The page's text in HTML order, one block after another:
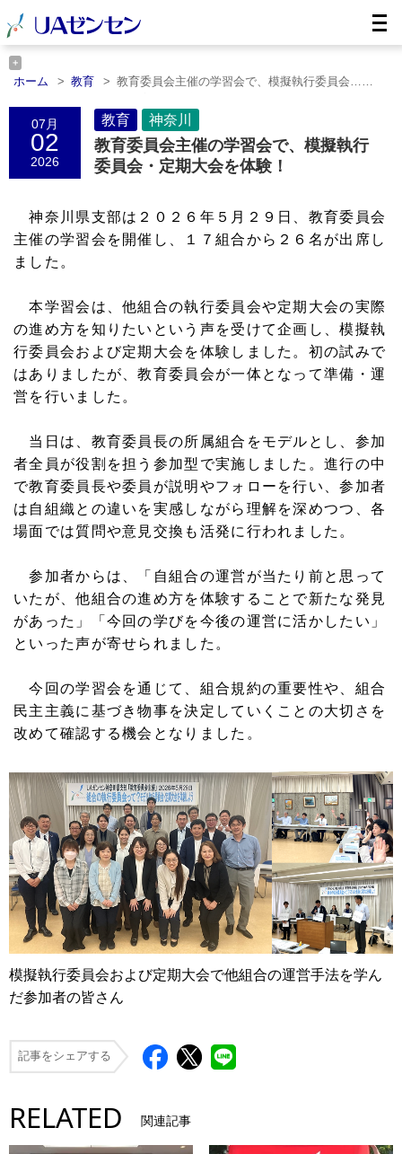
ホーム 教育
教育委員会主催の学習会で、模擬執行委員会……
07月
02
2026
教育 神奈川
教育委員会主催の学習会で、模擬執行
委員会・定期大会を体験！
神奈川県支部は２０２６年５月２９日、教育委員会
主催の学習会を開催し、１７組合から２６名が出席し
ました。
本学習会は、他組合の執行委員会や定期大会の実際
の進め方を知りたいという声を受けて企画し、模擬執
行委員会および定期大会を体験しました。初の試みで
はありましたが、教育委員会が一体となって準備・運
営を行いました。
当日は、教育委員長の所属組合をモデルとし、参加
者全員が役割を担う参加型で実施しました。進行の中
で教育委員長や委員が説明やフォローを行い、参加者
は自組織との違いを実感しながら理解を深めつつ、各
場面では質問や意見交換も活発に行われました。
参加者からは、「自組合の運営が当たり前と思って
いたが、他組合の進め方を体験することで新たな発見
があった」「今回の学びを今後の運営に活かしたい」
といった声が寄せられました。
今回の学習会を通じて、組合規約の重要性や、組合
民主主義に基づき物事を決定していくことの大切さを
改めて確認する機会となりました。
模擬執行委員会および定期大会で他組合の運営手法を学ん
だ参加者の皆さん
記事をシェアする
RELATED 関連記事